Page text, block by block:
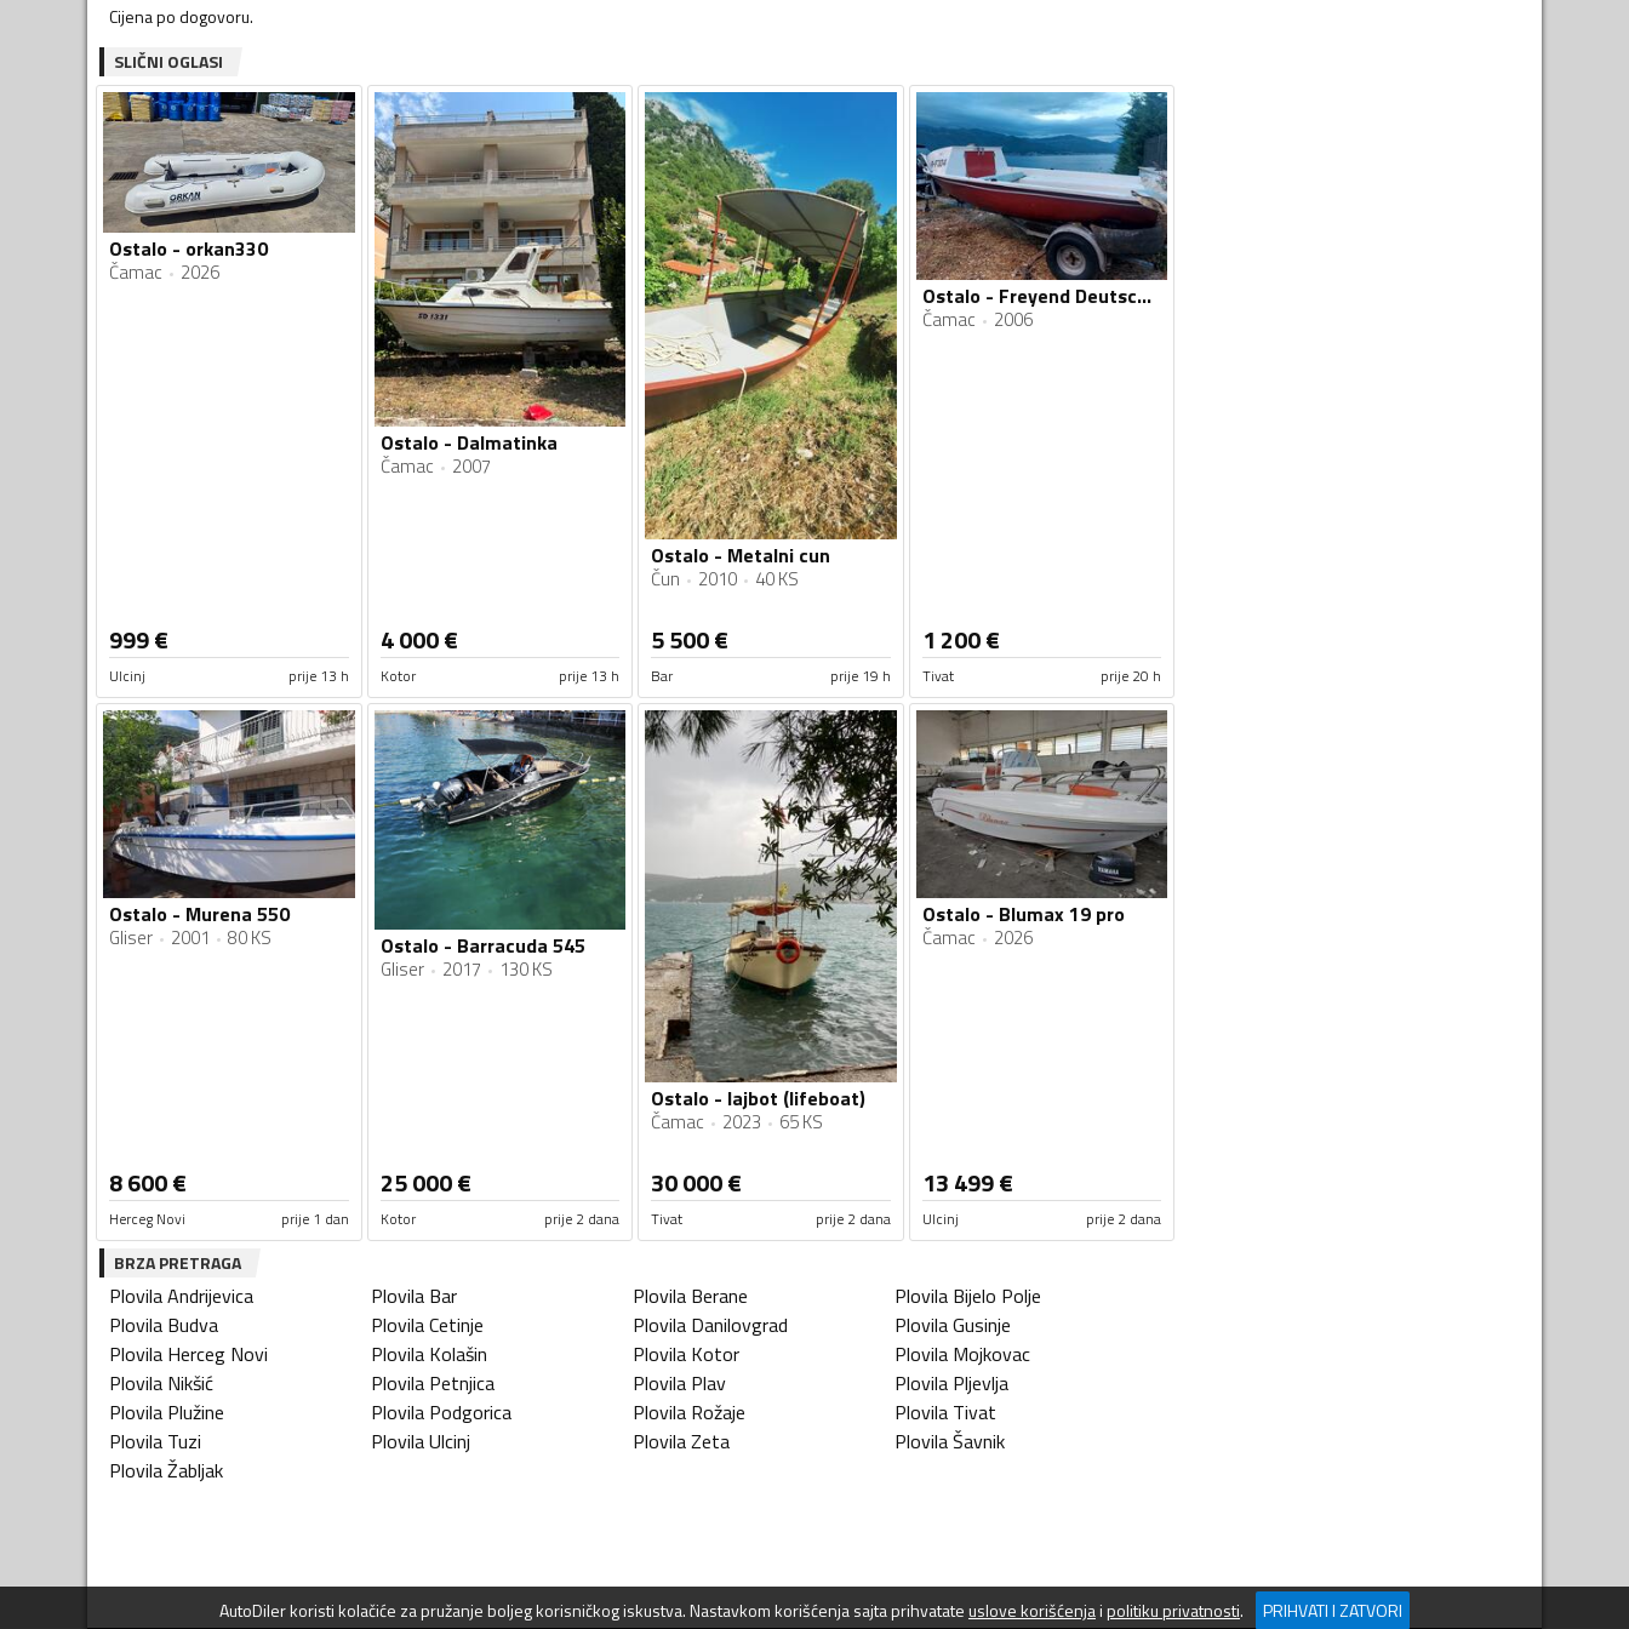
Cijena po dogovoru.
SLIČNI OGLASI
Ostalo - orkan330
Čamac 2026
999€
Ulcinj prije 13 h
Ostalo - Dalmatinka
Čamac 2007
4 000€
Kotor prije 13 h
Ostalo - Metalni cun
Čun 2010 40 KS
5 500€
Bar prije 19 h
Ostalo - Freyend Deutschland
Čamac 2006
1 200€
Tivat prije 20 h
Ostalo - Murena 550
Gliser 2001 80 KS
8 600€
Herceg Novi prije 1 dan
Ostalo - Barracuda 545
Gliser 2017 130 KS
25 000€
Kotor prije 2 dana
Ostalo - lajbot (lifeboat)
Čamac 2023 65 KS
30 000€
Tivat prije 2 dana
Ostalo - Blumax 19 pro
Čamac 2026
13 499€
Ulcinj prije 2 dana
BRZA PRETRAGA
PlovilaAndrijevica Plovila Bar Plovila Berane Plovila Bijelo Polje
Plovila Budva PlovilaCetinje Plovila Danilovgrad PlovilaGusinje
Plovila Herceg Novi Plovila Kolašin Plovila Kotor Plovila Mojkovac
Plovila Nikšić Plovila Petnjica Plovila Plav Plovila Pljevlja
Plovila Plužine Plovila Podgorica Plovila Rožaje Plovila Tivat
Plovila Tuzi PlovilaUlcinj PlovilaZeta PlovilaŠavnik
PlovilaŽabljak
AutoDilerkoristi kolačiće za pružanje boljeg korisničkog iskustva. Nastavkom korišćenja sajta prihvatateuslove korišćenjaipolitiku privatnosti. PRIHVATI I ZATVORI